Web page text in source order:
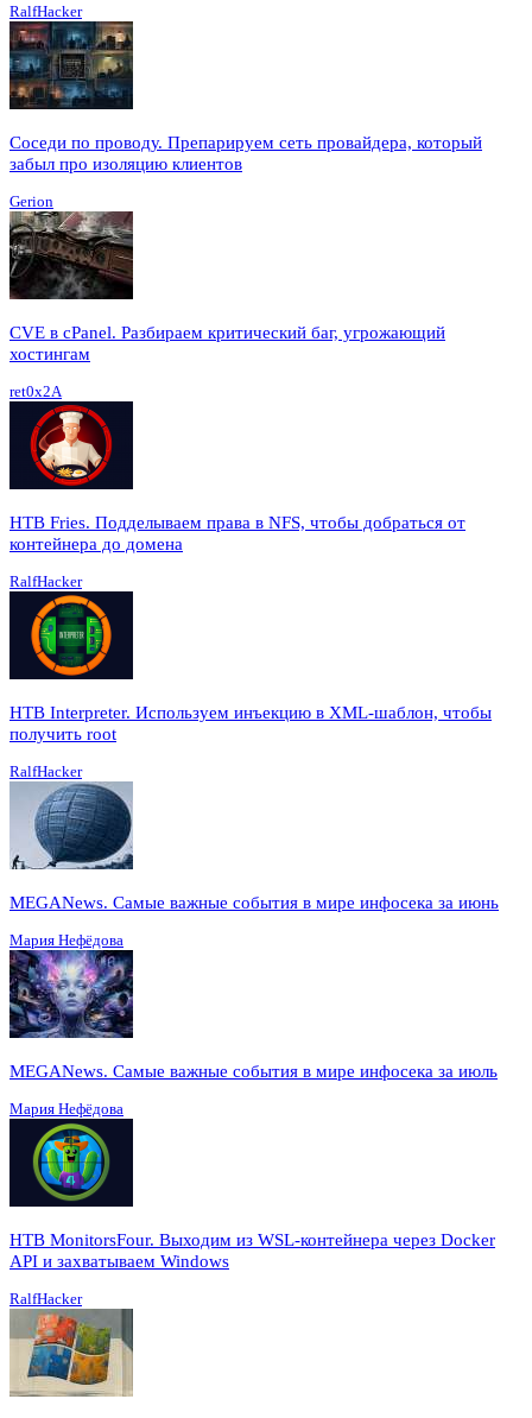
RalfHacker
Соседи по проводу. Препарируем сеть провайдера, который
забыл про изоляцию клиентов
Gerion
CVE в cPanel. Разбираем критический баг, угрожающий
хостингам
ret0x2A
HTB Fries. Подделываем права в NFS, чтобы добраться от
контейнера до домена
RalfHacker
HTB Interpreter. Используем инъекцию в XML-шаблон, чтобы
получить root
RalfHacker
MEGANews. Cамые важные события в мире инфосека за июнь
Мария Нефёдова
MEGANews. Cамые важные события в мире инфосека за июль
Мария Нефёдова
HTB MonitorsFour. Выходим из WSL-контейнера через Docker
API и захватываем Windows
RalfHacker